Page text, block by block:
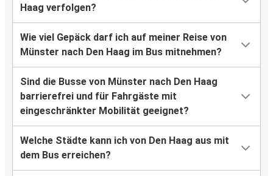
Haag verfolgen?
Wie viel Gepäck darf ich auf meiner Reise von
Münster nach Den Haag im Bus mitnehmen?
Sind die Busse von Münster nach Den Haag
barrierefrei und für Fahrgäste mit
eingeschränkter Mobilität geeignet?
Welche Städte kann ich von Den Haag aus mit
dem Bus erreichen?